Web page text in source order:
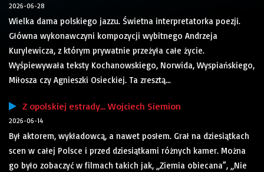
2026-06-28
Wielka dama polskiego jazzu. Świetna interpretatorka poezji.
Główna wykonawczyni kompozycji wybitnego Andrzeja
Kurylewicza, z którym prywatnie przeżyła całe życie.
Wyśpiewywała teksty Kochanowskiego, Norwida, Wyspiańskiego,
Miłosza czy Agnieszki Osieckiej. Ta zresztą...
Z opolskiej estrady… Wojciech Siemion
2026-06-14
Był aktorem, wykładowcą, a nawet posłem. Grał na dziesiątkach
scen w całej Polsce i przed dziesiątkami różnych kamer. Można
go było zobaczyć w filmach takich jak, „Ziemia obiecana”, „Nie